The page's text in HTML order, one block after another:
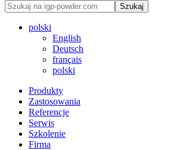
Szukaj
polski
English
Deutsch
français
polski
Produkty
Zastosowania
Referencje
Serwis
Szkolenie
Firma